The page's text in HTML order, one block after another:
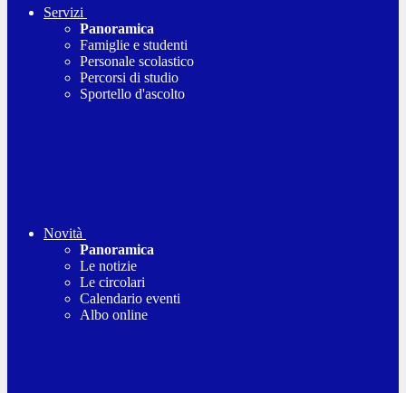
Servizi
Panoramica
Famiglie e studenti
Personale scolastico
Percorsi di studio
Sportello d'ascolto
Novità
Panoramica
Le notizie
Le circolari
Calendario eventi
Albo online